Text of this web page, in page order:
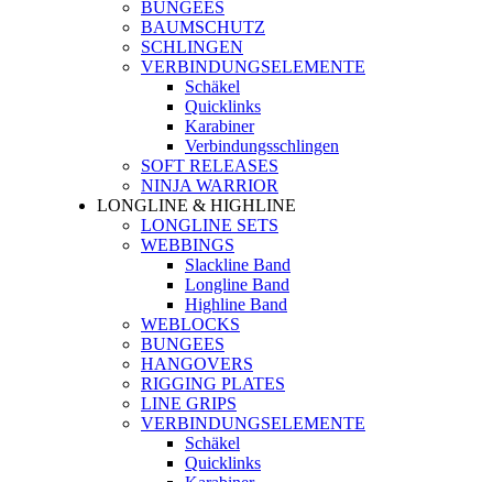
BUNGEES
BAUMSCHUTZ
SCHLINGEN
VERBINDUNGSELEMENTE
Schäkel
Quicklinks
Karabiner
Verbindungsschlingen
SOFT RELEASES
NINJA WARRIOR
LONGLINE & HIGHLINE
LONGLINE SETS
WEBBINGS
Slackline Band
Longline Band
Highline Band
WEBLOCKS
BUNGEES
HANGOVERS
RIGGING PLATES
LINE GRIPS
VERBINDUNGSELEMENTE
Schäkel
Quicklinks